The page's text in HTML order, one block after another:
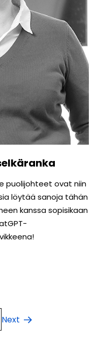
puolijohteet ovat niin
löytää sanoja tähän
kanssa sopisikaan
Next